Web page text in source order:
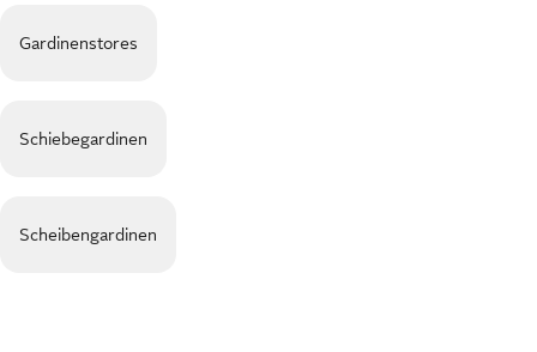
Gardinenstores
Schiebegardinen
Scheibengardinen